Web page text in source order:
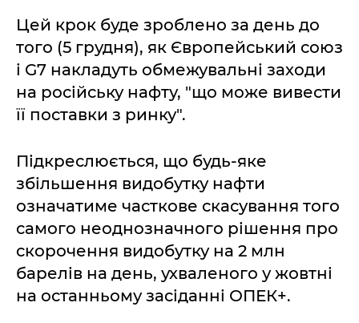
Цей крок буде зроблено за день до
того (5 грудня), як Європейський союз
і G7 накладуть обмежувальні заходи
на російську нафту, "що може вивести
її поставки з ринку".
Підкреслюється, що будь-яке
збільшення видобутку нафти
означатиме часткове скасування того
самого неоднозначного рішення про
скорочення видобутку на 2 млн
барелів на день, ухваленого у жовтні
на останньому засіданні ОПЕК+.